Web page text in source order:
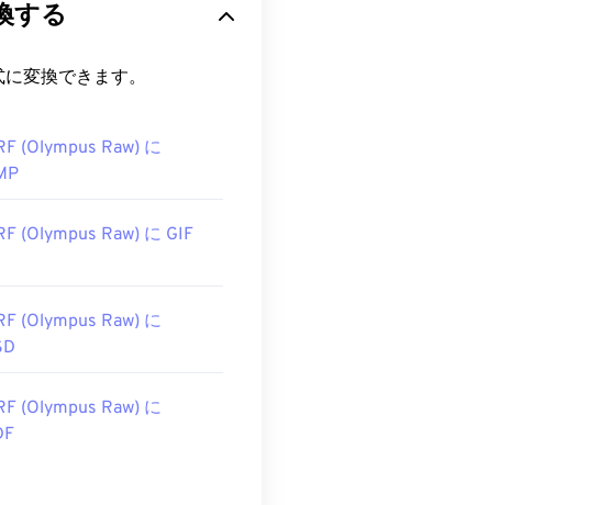
する
形式に変換できます。
(Olympus Raw) に
(Olympus Raw) に GIF
(Olympus Raw) に
(Olympus Raw) に